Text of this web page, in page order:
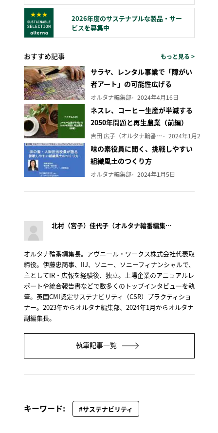
2026年度のサステナブルな製品・サー
ビスを募集中
おすすめ記事 もっと見る >
サラヤ、レンタル事業で「障がい
者アート」の可能性広げる
オルタナ編集部 2024年4月16日
ネスレ、コーヒー生産が半減する
2050年問題と再生農業（前編）
吉田 広子（オルタナ輪番編集長） 2024年1月29日
味の素役員に聞く、挑戦しやすい
組織風土のつくり方
オルタナ編集部 2024年1月5日
北村（宮子）佳代子（オルタナ輪番編集長）
オルタナ輪番編集長。アヴニール・ワークス株式会社代表取
締役。伊藤忠商事、IIJ、ソニー、ソニーフィナンシャルで、
主としてIR・広報を経験後、独立。上場企業のアニュアルレ
ポートや統合報告書などで数多くのトップインタビューを執
筆。英国CMI認定サステナビリティ（CSR）プラクティショ
ナー。2023年からオルタナ編集部、2024年1月からオルタナ
副編集長。
執筆記事一覧
キーワード: #サステナビリティ